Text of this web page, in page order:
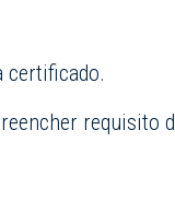
certificado.
requisito